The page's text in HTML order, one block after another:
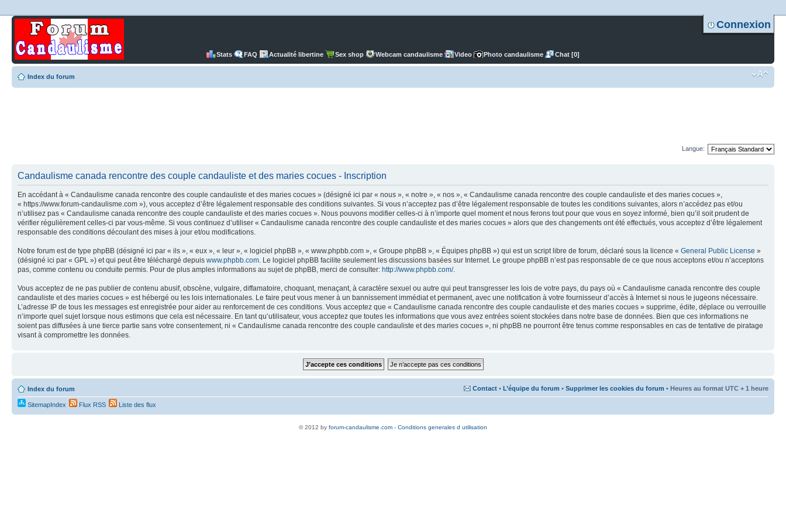
Connexion
Stats FAQ Actualité libertine Sex shop Webcam candaulisme Video Photo candaulisme Chat [0]
Index du forum
Langue:
Candaulisme canada rencontre des couple candauliste et des maries cocues - Inscription
En accédant à « Candaulisme canada rencontre des couple candauliste et des maries cocues » (désigné ici par « nous », « notre », « nos », « Candaulisme canada rencontre des couple candauliste et des maries cocues »,
« https://www.forum-candaulisme.com »), vous acceptez d’être légalement responsable des conditions suivantes. Si vous n’acceptez pas d’être légalement responsable de toutes les conditions suivantes, alors n’accédez pas et/ou
n’utilisez pas « Candaulisme canada rencontre des couple candauliste et des maries cocues ». Nous pouvons modifier celles-ci à n’importe quel moment et nous ferons tout pour que vous en soyez informé, bien qu’il soit prudent de
vérifier régulièrement celles-ci par vous-même. Si vous continuez d’utiliser « Candaulisme canada rencontre des couple candauliste et des maries cocues » alors que des changements ont été effectués, vous acceptez d’être légalement
responsable des conditions découlant des mises à jour et/ou modifications.
Notre forum est de type phpBB (désigné ici par « ils », « eux », « leur », « logiciel phpBB », « www.phpbb.com », « Groupe phpBB », « Équipes phpBB ») qui est un script libre de forum, déclaré sous la licence « General Public License »
(désigné ici par « GPL ») et qui peut être téléchargé depuis www.phpbb.com . Le logiciel phpBB facilite seulement les discussions basées sur Internet. Le groupe phpBB n’est pas responsable de ce que nous acceptons et/ou n’acceptons
pas, comme contenu ou conduite permis. Pour de plus amples informations au sujet de phpBB, merci de consulter: http://www.phpbb.com/.
Vous acceptez de ne pas publier de contenu abusif, obscène, vulgaire, diffamatoire, choquant, menaçant, à caractère sexuel ou autre qui peut transgresser les lois de votre pays, du pays où « Candaulisme canada rencontre des couple
candauliste et des maries cocues » est hébergé ou les lois internationales. Le faire peut vous mener à un bannissement immédiat et permanent, avec une notification à votre fournisseur d’accès à Internet si nous le jugeons nécessaire.
L’adresse IP de tous les messages est enregistrée pour aider au renforcement de ces conditions. Vous acceptez que « Candaulisme canada rencontre des couple candauliste et des maries cocues » supprime, édite, déplace ou verrouille
n’importe quel sujet lorsque nous estimons que cela est nécessaire. En tant qu’utilisateur, vous acceptez que toutes les informations que vous avez entrées soient stockées dans notre base de données. Bien que ces informations ne
soient pas diffusées à une tierce partie sans votre consentement, ni « Candaulisme canada rencontre des couple candauliste et des maries cocues », ni phpBB ne pourront être tenus comme responsables en cas de tentative de piratage
visant à compromettre les données.
Index du forum Contact • L’équipe du forum • Supprimer les cookies du forum • Heures au format UTC + 1 heure
SitemapIndex Flux RSS Liste des flux
© 2012 by forum-candaulisme.com - Conditions generales d utilisation